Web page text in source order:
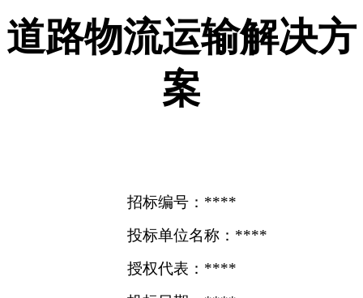
道路物流运输解决方
案
招标编号：****
投标单位名称：****
授权代表：****